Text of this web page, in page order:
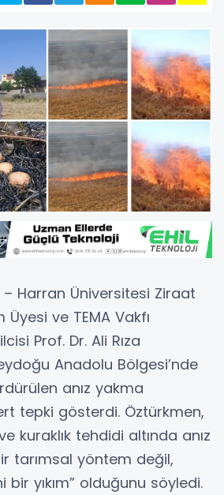
– Harran Üniversitesi Ziraat
ve TEMA Vakfı
Prof. Dr. Ali Rıza
Anadolu Bölgesi’nde
anız yakma
tepki gösterdi. Öztürkmen,
kuraklık tehdidi altında anız
tarımsal yöntem değil,
bir yıkım” olduğunu söyledi.